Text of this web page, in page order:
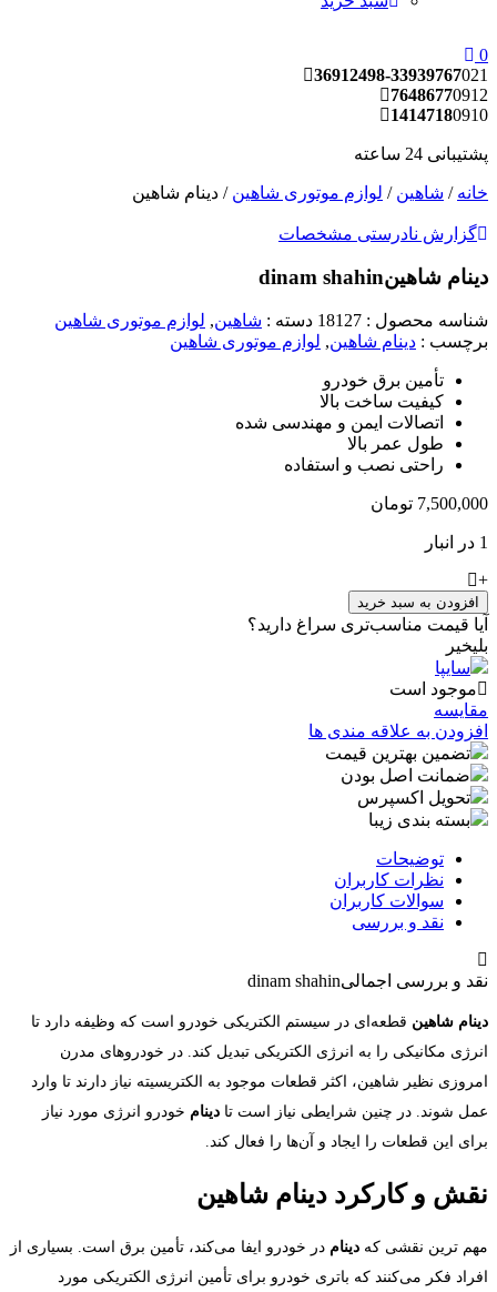
36912498-33939767
7648677
1414718
24 ساعته
/شاهین/لوازم موتوری شاهین/ دینام شاهین
نادرستی مشخصات
شاهینdinam shahin
محصول : 18127 دسته :شاهین,لوازم موتوری شاهین
:دینام شاهین,لوازم موتوری شاهین
تأمین برق خودرو
کیفیت ساخت بالا
اتصالات ایمن و مهندسی شده
طول عمر بالا
راحتی نصب و استفاده
تومان
به سبد خرید
قیمت مناسب‌تری سراغ دارید؟
خیر
سایپا
است
به علاقه مندی ها
تضمین بهترین قیمت
ضمانت اصل بودن
تحویل اکسپرس
بسته بندی زیبا
توضیحات
نظرات کاربران
سوالات کاربران
نقد و بررسی
و بررسی اجمالیdinam shahin
شاهینقطعه‌ای در سیستم الکتریکی خودرو است که وظیفه دارد تا
مکانیکی را به انرژی الکتریکی تبدیل کند. در خودروهای مدرن
نظیر شاهین، اکثر قطعات موجود به الکتریسیته نیاز دارند تا وارد
شوند. در چنین شرایطی نیاز است تادینامخودرو انرژی مورد نیاز
این قطعات را ایجاد و آن‌ها را فعال کند.
و کارکرد دینام شاهین
ترین نقشی که دینامدر خودرو ایفا می‌کند، تأمین برق است. بسیاری از
فکر می‌کنند که باتری خودرو برای تأمین انرژی الکتریکی مورد